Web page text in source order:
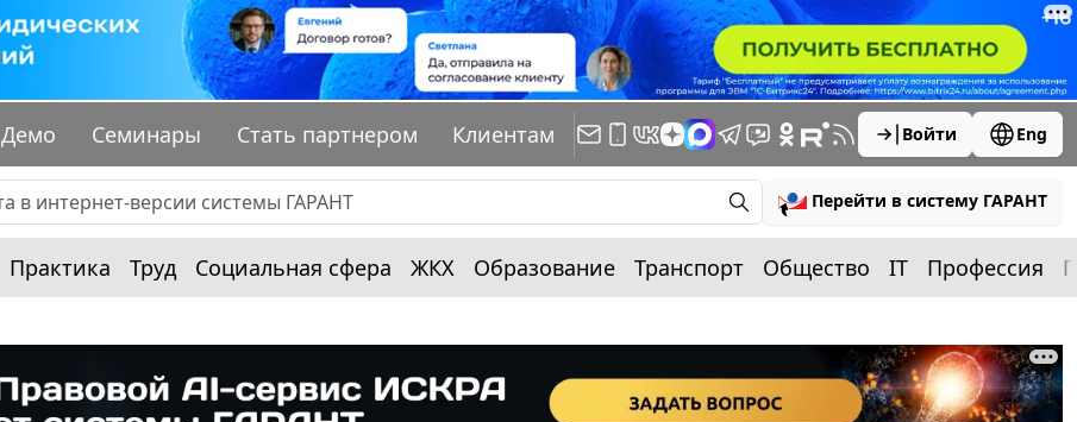
Демо Семинары Стать партнером Клиентам Войти Eng
Перейти в систему ГАРАНТ
Практика Труд Социальная сфера ЖКХ Образование Транспорт Общество IT Профессия